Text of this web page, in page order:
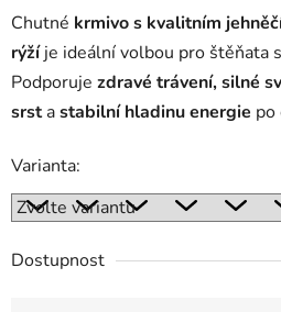
Chutné krmivo s kvalitním
rýžíje ideální volbou pro štěňata
Podporuje zdravé trávení, silné
srstastabilní hladinu energie po
Varianta:
Dostupnost